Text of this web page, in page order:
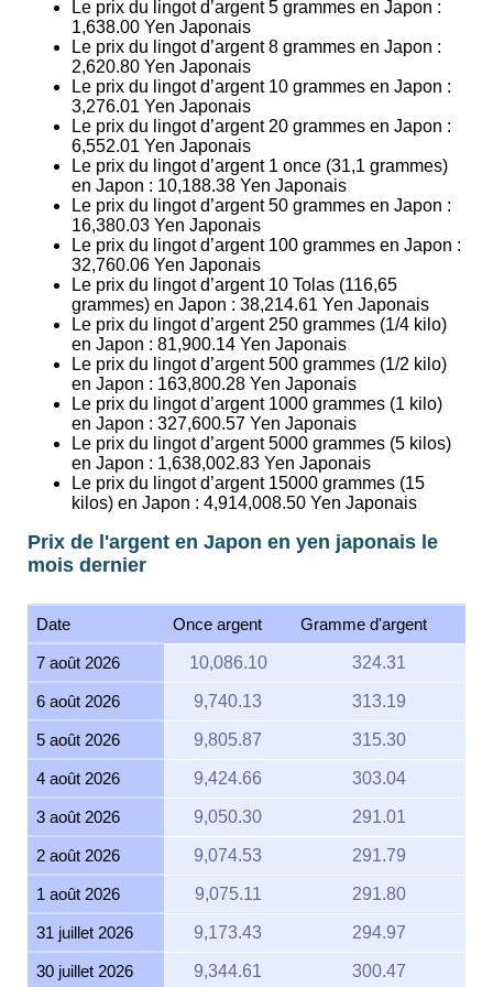
Le prix du lingot d’argent 5 grammes en Japon :
1,638.00 Yen Japonais
Le prix du lingot d’argent 8 grammes en Japon :
2,620.80 Yen Japonais
Le prix du lingot d’argent 10 grammes en Japon :
3,276.01 Yen Japonais
Le prix du lingot d’argent 20 grammes en Japon :
6,552.01 Yen Japonais
Le prix du lingot d’argent 1 once (31,1 grammes)
en Japon : 10,188.38 Yen Japonais
Le prix du lingot d’argent 50 grammes en Japon :
16,380.03 Yen Japonais
Le prix du lingot d’argent 100 grammes en Japon :
32,760.06 Yen Japonais
Le prix du lingot d’argent 10 Tolas (116,65
grammes) en Japon : 38,214.61 Yen Japonais
Le prix du lingot d’argent 250 grammes (1/4 kilo)
en Japon : 81,900.14 Yen Japonais
Le prix du lingot d’argent 500 grammes (1/2 kilo)
en Japon : 163,800.28 Yen Japonais
Le prix du lingot d’argent 1000 grammes (1 kilo)
en Japon : 327,600.57 Yen Japonais
Le prix du lingot d’argent 5000 grammes (5 kilos)
en Japon : 1,638,002.83 Yen Japonais
Le prix du lingot d’argent 15000 grammes (15
kilos) en Japon : 4,914,008.50 Yen Japonais
Prix de l'argent en Japon en yen japonais le
mois dernier
Date Once argent Gramme d'argent
7 août 2026 10,086.10 324.31
6 août 2026 9,740.13 313.19
5 août 2026 9,805.87 315.30
4 août 2026 9,424.66 303.04
3 août 2026 9,050.30 291.01
2 août 2026 9,074.53 291.79
1 août 2026 9,075.11 291.80
31 juillet 2026 9,173.43 294.97
30 juillet 2026 9,344.61 300.47